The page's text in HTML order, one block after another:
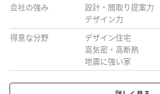
会社の強み
設計・間取り提案力
デザイン力
得意な分野
デザイン住宅
高気密・高断熱
地震に強い家